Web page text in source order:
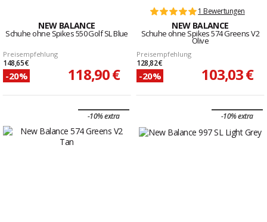
NEW BALANCE
Schuhe ohne Spikes 550 Golf SL Blue
Preisempfehlung
148,65 €
-20% 118,90 €
1 Bewertungen
NEW BALANCE
Schuhe ohne Spikes 574 Greens V2
Olive
Preisempfehlung
128,82 €
-20% 103,03 €
-10% extra -10% extra